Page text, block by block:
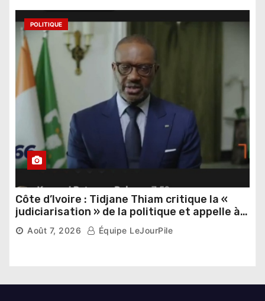
POLITIQUE
Côte d’Ivoire : Tidjane Thiam critique la «
judiciarisation » de la politique et appelle à
poursuivre l’apaisement
Août 7, 2026 Équipe LeJourPile